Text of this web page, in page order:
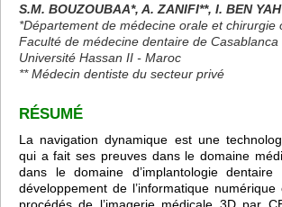
S.M. BOUZOUBAA*, A. ZANIFI**, I. BEN
*Département de médecine orale et chirurgie
Faculté de médecine dentaire de Casablanca
Université Hassan II - Maroc
** Médecin dentiste du secteur privé
RÉSUMÉ
La navigation dynamique est une
qui a fait ses preuves dans le domaine
dans le domaine d’implantologie
développement de l’informatique
procédés de l’imagerie médicale 3D par